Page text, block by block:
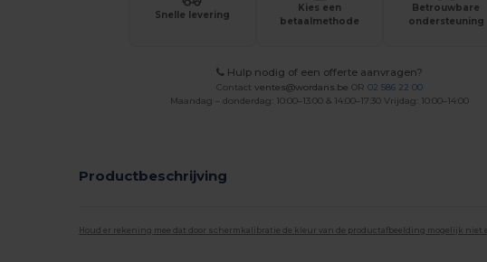
Snelle levering
Kies een
betaalmethode
Betrouwbare
ondersteuning
Hulp nodig of een offerte aanvragen?
Contact ventes@wordans.be OR 02 586 22 00
Maandag – donderdag: 10:00–13:00 & 14:00–17:30 Vrijdag: 10:00–14:00
Productbeschrijving
Houd er rekening mee dat door schermkalibratie de kleur van de productafbeelding mogelijk niet